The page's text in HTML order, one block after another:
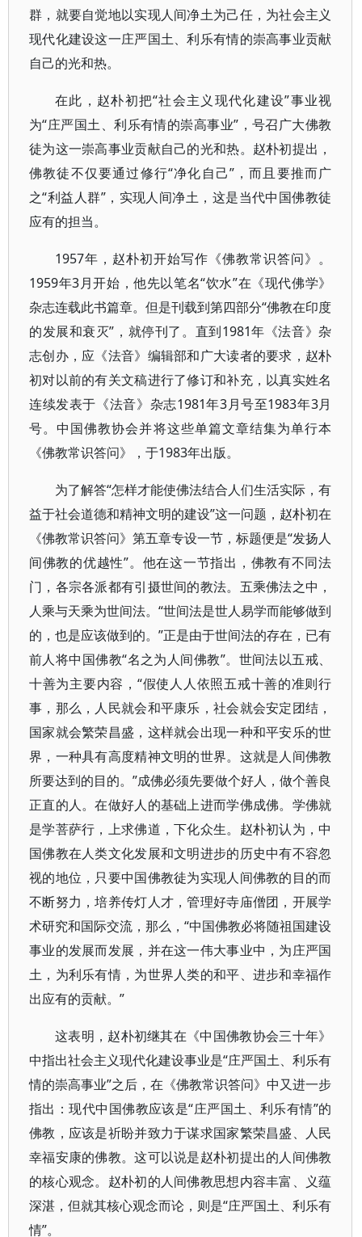
群，就要自觉地以实现人间净土为己任，为社会主义
现代化建设这一庄严国土、利乐有情的崇高事业贡献
自己的光和热。
在此，赵朴初把“社会主义现代化建设”事业视
为“庄严国土、利乐有情的崇高事业”，号召广大佛教
徒为这一崇高事业贡献自己的光和热。赵朴初提出，
佛教徒不仅要通过修行“净化自己”，而且要推而广
之“利益人群”，实现人间净土，这是当代中国佛教徒
应有的担当。
1957年，赵朴初开始写作《佛教常识答问》。
1959年3月开始，他先以笔名“饮水”在《现代佛学》
杂志连载此书篇章。但是刊载到第四部分“佛教在印度
的发展和衰灭”，就停刊了。直到1981年《法音》杂
志创办，应《法音》编辑部和广大读者的要求，赵朴
初对以前的有关文稿进行了修订和补充，以真实姓名
连续发表于《法音》杂志1981年3月号至1983年3月
号。中国佛教协会并将这些单篇文章结集为单行本
《佛教常识答问》，于1983年出版。
为了解答“怎样才能使佛法结合人们生活实际，有
益于社会道德和精神文明的建设”这一问题，赵朴初在
《佛教常识答问》第五章专设一节，标题便是“发扬人
间佛教的优越性”。他在这一节指出，佛教有不同法
门，各宗各派都有引摄世间的教法。五乘佛法之中，
人乘与天乘为世间法。“世间法是世人易学而能够做到
的，也是应该做到的。”正是由于世间法的存在，已有
前人将中国佛教“名之为人间佛教”。世间法以五戒、
十善为主要内容，“假使人人依照五戒十善的准则行
事，那么，人民就会和平康乐，社会就会安定团结，
国家就会繁荣昌盛，这样就会出现一种和平安乐的世
界，一种具有高度精神文明的世界。这就是人间佛教
所要达到的目的。”成佛必须先要做个好人，做个善良
正直的人。在做好人的基础上进而学佛成佛。学佛就
是学菩萨行，上求佛道，下化众生。赵朴初认为，中
国佛教在人类文化发展和文明进步的历史中有不容忽
视的地位，只要中国佛教徒为实现人间佛教的目的而
不断努力，培养传灯人才，管理好寺庙僧团，开展学
术研究和国际交流，那么，“中国佛教必将随祖国建设
事业的发展而发展，并在这一伟大事业中，为庄严国
土，为利乐有情，为世界人类的和平、进步和幸福作
出应有的贡献。”
这表明，赵朴初继其在《中国佛教协会三十年》
中指出社会主义现代化建设事业是“庄严国土、利乐有
情的崇高事业”之后，在《佛教常识答问》中又进一步
指出：现代中国佛教应该是“庄严国土、利乐有情”的
佛教，应该是祈盼并致力于谋求国家繁荣昌盛、人民
幸福安康的佛教。这可以说是赵朴初提出的人间佛教
的核心观念。赵朴初的人间佛教思想内容丰富、义蕴
深湛，但就其核心观念而论，则是“庄严国土、利乐有
情”。